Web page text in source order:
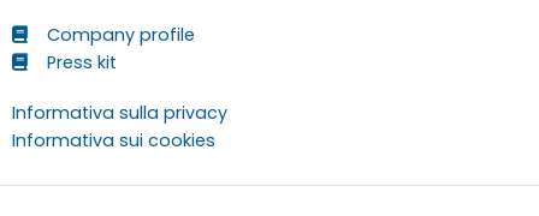
Company profile
Press kit
Informativa sulla privacy
Informativa sui cookies